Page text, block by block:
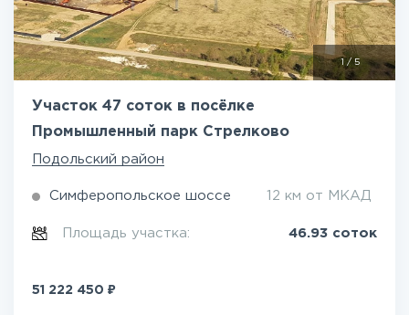
1 / 5
Участок 47 соток в посёлке
Промышленный парк Стрелково
Подольский район
Симферопольское шоссе 12 км от МКАД
Площадь участка: 46.93 соток
51 222 450 ₽